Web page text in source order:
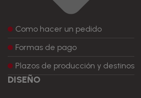
Como hacer un pedido
Formas de pago
Plazos de producción y destinos
DISEÑO